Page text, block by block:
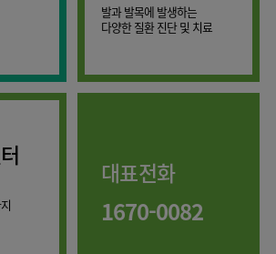
발과 발목에 발생하는
다양한 질환 진단 및 치료
대표전화
1670-0082